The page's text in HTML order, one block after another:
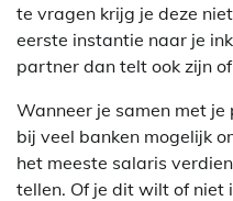
te vragen krijg je deze
eerste instantie naar je
partner dan telt ook zijn
Wanneer je samen met
bij veel banken mogelijk
het meeste salaris
tellen. Of je dit wilt of niet